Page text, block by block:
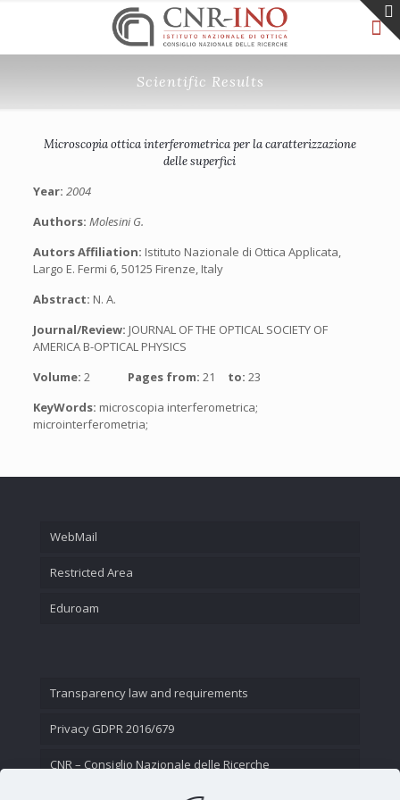
Scientific Results
Microscopia ottica interferometrica per la caratterizzazione
delle superfici
Year: 2004
Authors: Molesini G.
Autors Affiliation: Istituto Nazionale di Ottica Applicata,
Largo E. Fermi 6, 50125 Firenze, Italy
Abstract: N. A.
Journal/Review: JOURNAL OF THE OPTICAL SOCIETY OF
AMERICA B-OPTICAL PHYSICS
Volume: 2 Pages from: 21 to: 23
KeyWords: microscopia interferometrica;
microinterferometria;
WebMail
Restricted Area
Eduroam
Transparency law and requirements
Privacy GDPR 2016/679
CNR – Consiglio Nazionale delle Ricerche